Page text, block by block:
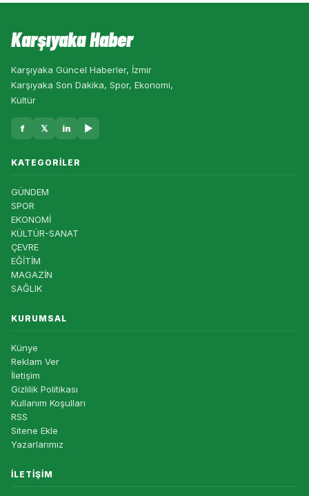
Karşıyaka Haber
Karşıyaka Güncel Haberler, İzmir
Karşıyaka Son Dakika, Spor, Ekonomi,
Kültür
f 𝕏 in ▶
KATEGORILER
GÜNDEM
SPOR
EKONOMİ
KÜLTÜR-SANAT
ÇEVRE
EĞİTİM
MAGAZİN
SAĞLIK
KURUMSAL
Künye
Reklam Ver
İletişim
Gizlilik Politikası
Kullanım Koşulları
RSS
Sitene Ekle
Yazarlarımız
İLETIŞIM